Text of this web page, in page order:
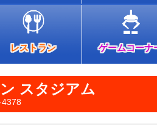
レストラン ゲームコーナ
スタジアム